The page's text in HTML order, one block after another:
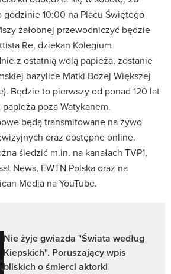
10:00 na Placu Świętego
żałobnej przewodniczyć będzie
Re, dziekan Kolegium
z ostatnią wolą papieża, zostanie
bazylice Matki Bożej Większej
Będzie to pierwszy od ponad 120 lat
poza Watykanem.
będą transmitowane na żywo
oraz dostępne online.
śledzić m.in. na kanałach TVP1,
News, EWTN Polska oraz na
Media na YouTube.
Nie żyje gwiazda "Świata według
Kiepskich". Poruszający wpis
bliskich o śmierci aktorki